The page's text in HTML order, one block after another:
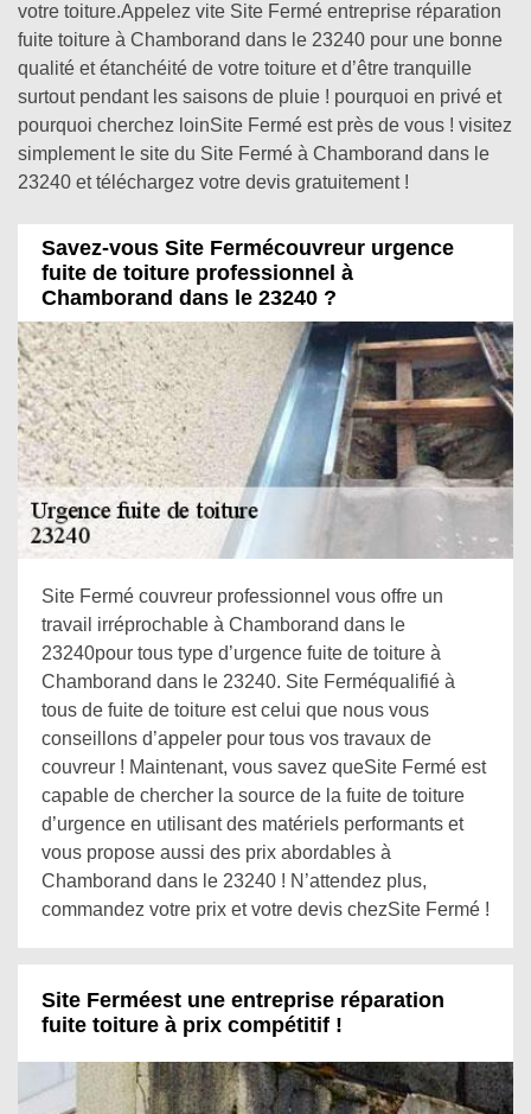
votre toiture.Appelez vite Site Fermé entreprise réparation
fuite toiture à Chamborand dans le 23240 pour une bonne
qualité et étanchéité de votre toiture et d’être tranquille
surtout pendant les saisons de pluie ! pourquoi en privé et
pourquoi cherchez loinSite Fermé est près de vous ! visitez
simplement le site du Site Fermé à Chamborand dans le
23240 et téléchargez votre devis gratuitement !
Savez-vous Site Fermécouvreur urgence
fuite de toiture professionnel à
Chamborand dans le 23240 ?
Site Fermé couvreur professionnel vous offre un
travail irréprochable à Chamborand dans le
23240pour tous type d’urgence fuite de toiture à
Chamborand dans le 23240. Site Ferméqualifié à
tous de fuite de toiture est celui que nous vous
conseillons d’appeler pour tous vos travaux de
couvreur ! Maintenant, vous savez queSite Fermé est
capable de chercher la source de la fuite de toiture
d’urgence en utilisant des matériels performants et
vous propose aussi des prix abordables à
Chamborand dans le 23240 ! N’attendez plus,
commandez votre prix et votre devis chezSite Fermé !
Site Ferméest une entreprise réparation
fuite toiture à prix compétitif !